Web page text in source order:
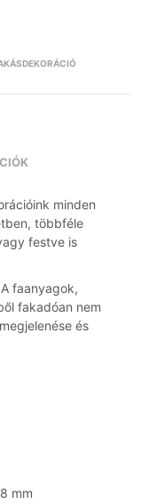
minden
többféle
festve is
faanyagok,
fakadóan nem
és
mm